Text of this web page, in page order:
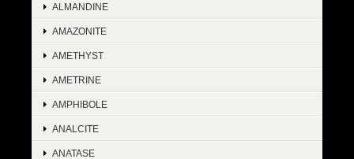
ALMANDINE
AMAZONITE
AMETHYST
AMETRINE
AMPHIBOLE
ANALCITE
ANATASE